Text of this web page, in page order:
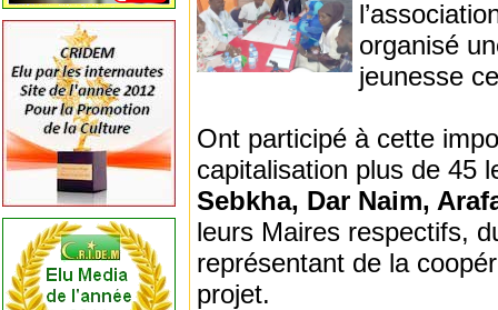
organisé
jeunesse
Ont participé à cette
capitalisation plus de 45
Sebkha, Dar Naim,
leurs Maires respectifs,
représentant de la
projet.